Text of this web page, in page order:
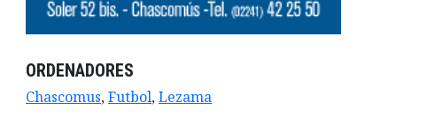
ORDENADORES
Chascomus,Futbol,Lezama